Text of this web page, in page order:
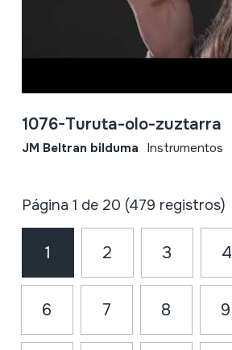
1076-Turuta-olo-zuztarra
JM Beltran bilduma Instrumentos
Página 1 de 20 (479 registros)
1 2 3 4
6 7 8 9